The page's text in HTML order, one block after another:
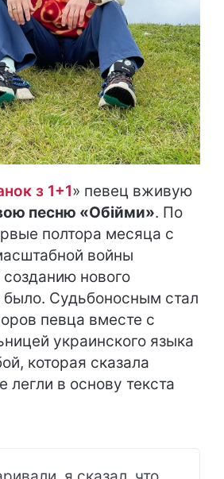
з 1+1» певец вживую
песню «Обійми». По
полтора месяца с
войны
нового
было. Судьбоносным стал
певца вместе с
украинского языка
которая сказала
легли в основу текста